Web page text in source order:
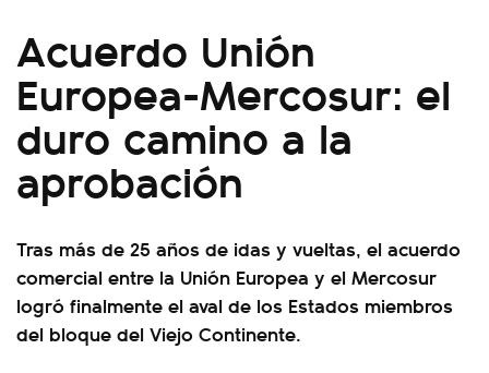
Acuerdo Unión
Europea-Mercosur: el
duro camino a la
aprobación
Tras más de 25 años de idas y vueltas, el acuerdo
comercial entre la Unión Europea y el Mercosur
logró finalmente el aval de los Estados miembros
del bloque del Viejo Continente.